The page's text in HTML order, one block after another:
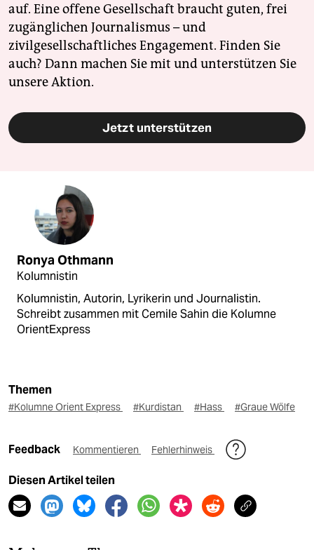
auf. Eine offene Gesellschaft braucht guten, frei
zugänglichen Journalismus – und
zivilgesellschaftliches Engagement. Finden Sie
auch? Dann machen Sie mit und unterstützen Sie
unsere Aktion.
Jetzt unterstützen
Ronya Othmann
Kolumnistin
Kolumnistin, Autorin, Lyrikerin und Journalistin.
Schreibt zusammen mit Cemile Sahin die Kolumne
OrientExpress
Themen
#Kolumne Orient Express #Kurdistan #Hass #Graue Wölfe
Feedback Kommentieren Fehlerhinweis
Diesen Artikel teilen